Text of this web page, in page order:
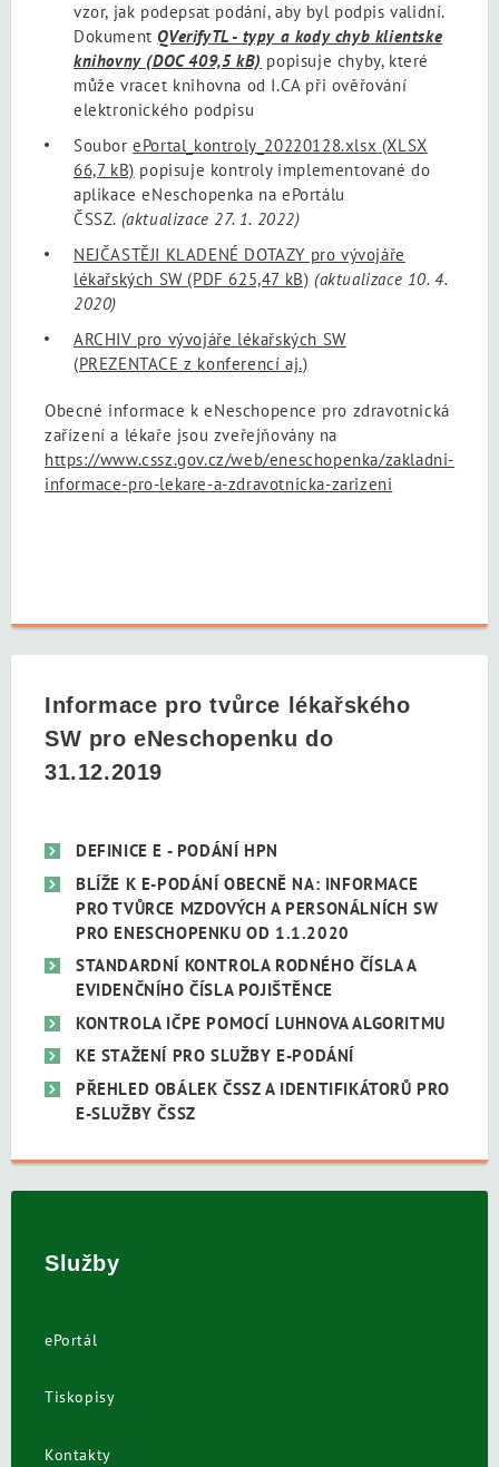
vzor, jak podepsat podání, aby byl podpis validní.
Dokument QVerifyTL - typy a kody chyb klientske
knihovny(DOC 409,5 kB) popisuje chyby, které
může vracet knihovna od I.CA při ověřování
elektronického podpisu
SouborePortal_kontroly_20220128.xlsx (XLSX
66,7 kB) popisuje kontroly implementované do
aplikace eNeschopenka na ePortálu
ČSSZ. (aktualizace 27. 1. 2022)
NEJČASTĚJI KLADENÉ DOTAZY pro vývojáře
lékařských SW(PDF 625,47 kB) (aktualizace 10. 4.
2020)
ARCHIV pro vývojáře lékařských SW
(PREZENTACE z konferencí aj.)
Obecné informace k eNeschopence pro zdravotnická
zařízení a lékaře jsou zveřejňovány na
https://www.cssz.gov.cz/web/eneschopenka/zakladni-
informace-pro-lekare-a-zdravotnicka-zarizeni
Informace pro tvůrce lékařského
SW pro eNeschopenku do
31.12.2019
DEFINICE E - PODÁNÍ HPN
BLÍŽE K E-PODÁNÍ OBECNĚ NA: INFORMACE
PRO TVŮRCE MZDOVÝCH A PERSONÁLNÍCH SW
PRO ENESCHOPENKU OD 1.1.2020
STANDARDNÍ KONTROLA RODNÉHO ČÍSLA A
EVIDENČNÍHO ČÍSLA POJIŠTĚNCE
KONTROLA IČPE POMOCÍ LUHNOVA ALGORITMU
KE STAŽENÍ PRO SLUŽBY E-PODÁNÍ
PŘEHLED OBÁLEK ČSSZ A IDENTIFIKÁTORŮ PRO
E-SLUŽBY ČSSZ
Služby
ePortál
Tiskopisy
Kontakty